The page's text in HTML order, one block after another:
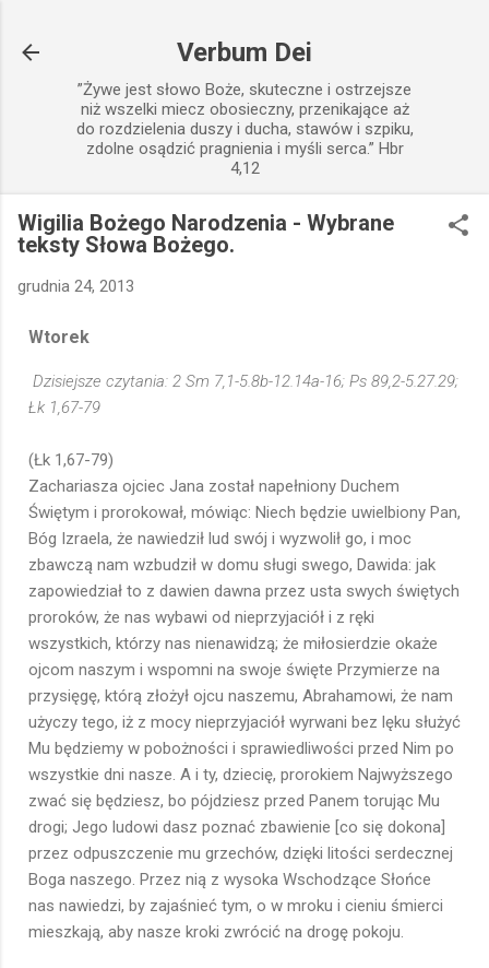
Verbum Dei
”Żywe jest słowo Boże, skuteczne i ostrzejsze
niż wszelki miecz obosieczny, przenikające aż
do rozdzielenia duszy i ducha, stawów i szpiku,
zdolne osądzić pragnienia i myśli serca.” Hbr
4,12
Wigilia Bożego Narodzenia - Wybrane
teksty Słowa Bożego.
grudnia 24, 2013
Wtorek
Dzisiejsze czytania: 2 Sm 7,1-5.8b-12.14a-16; Ps 89,2-5.27.29;
Łk 1,67-79
(Łk 1,67-79)
Zachariasza ojciec Jana został napełniony Duchem
Świętym i prorokował, mówiąc: Niech będzie uwielbiony Pan,
Bóg Izraela, że nawiedził lud swój i wyzwolił go, i moc
zbawczą nam wzbudził w domu sługi swego, Dawida: jak
zapowiedział to z dawien dawna przez usta swych świętych
proroków, że nas wybawi od nieprzyjaciół i z ręki
wszystkich, którzy nas nienawidzą; że miłosierdzie okaże
ojcom naszym i wspomni na swoje święte Przymierze na
przysięgę, którą złożył ojcu naszemu, Abrahamowi, że nam
użyczy tego, iż z mocy nieprzyjaciół wyrwani bez lęku służyć
Mu będziemy w pobożności i sprawiedliwości przed Nim po
wszystkie dni nasze. A i ty, dziecię, prorokiem Najwyższego
zwać się będziesz, bo pójdziesz przed Panem torując Mu
drogi; Jego ludowi dasz poznać zbawienie [co się dokona]
przez odpuszczenie mu grzechów, dzięki litości serdecznej
Boga naszego. Przez nią z wysoka Wschodzące Słońce
nas nawiedzi, by zajaśnieć tym, o w mroku i cieniu śmierci
mieszkają, aby nasze kroki zwrócić na drogę pokoju.